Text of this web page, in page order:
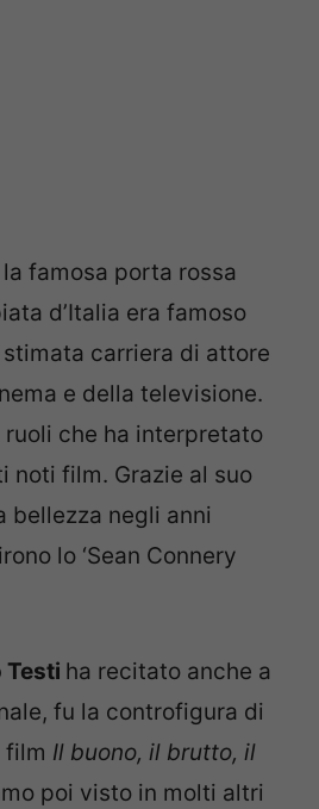
famosa porta rossa
d’Italia era famoso
carriera di attore
e della televisione.
ruoli che ha interpretato
noti film. Grazie al suo
bellezza negli anni
lo ‘Sean Connery
Testi ha recitato anche a
fu la controfigura di
film Il buono, il brutto, il
poi visto in molti altri